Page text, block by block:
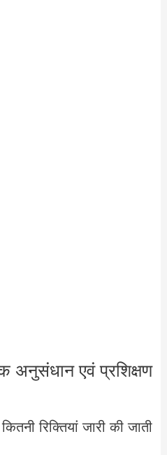
अनुसंधान एवं प्रशिक्षण
रिक्तियां जारी की जाती